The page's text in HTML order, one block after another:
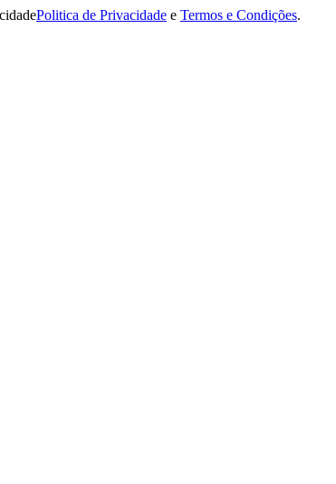
Politica de Privacidade e Termos e Condições.